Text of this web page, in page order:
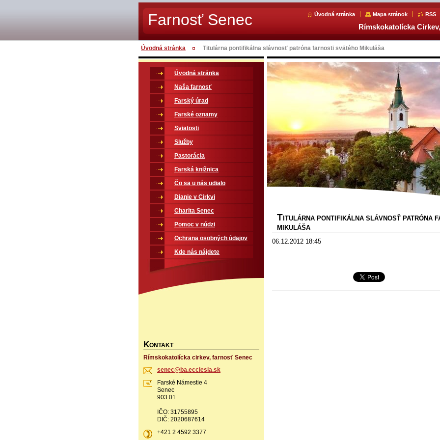
Farnosť Senec Úvodná stránka Mapa stránok RSS
Rímskokatolícka
Úvodná stránka Titulárna pontifikálna slávnosť patróna farnosti svätého Mikuláša
T ITULÁRNA PONTIFIKÁLNA SLÁVNOSŤ PATRÓNA
MIKULÁŠA
06.12.2012 18:45
Úvodná stránka
Naša farnosť
Farský úrad
Farské oznamy
Sviatosti
Služby
Pastorácia
Farská knižnica
Čo sa u nás udialo
Dianie v Cirkvi
Charita Senec
Pomoc v núdzi
Ochrana osobných údajov
Kde nás nájdete
KONTAKT
Rímskokatolícka cirkev, farnosť Senec
senec@ba.ecclesia.sk
Farské Námestie 4
Senec
903 01
IČO: 31755895
DIČ: 2020687614
+421 2 4592 3377